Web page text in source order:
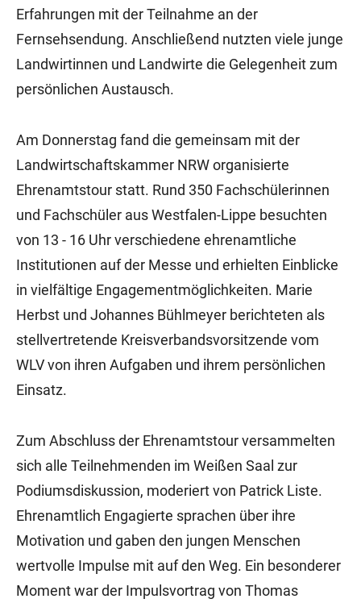
Erfahrungen mit der Teilnahme an der
Fernsehsendung. Anschließend nutzten viele junge
Landwirtinnen und Landwirte die Gelegenheit zum
persönlichen Austausch.
Am Donnerstag fand die gemeinsam mit der
Landwirtschaftskammer NRW organisierte
Ehrenamtstour statt. Rund 350 Fachschülerinnen
und Fachschüler aus Westfalen-Lippe besuchten
von 13 - 16 Uhr verschiedene ehrenamtliche
Institutionen auf der Messe und erhielten Einblicke
in vielfältige Engagementmöglichkeiten. Marie
Herbst und Johannes Bühlmeyer berichteten als
stellvertretende Kreisverbandsvorsitzende vom
WLV von ihren Aufgaben und ihrem persönlichen
Einsatz.
Zum Abschluss der Ehrenamtstour versammelten
sich alle Teilnehmenden im Weißen Saal zur
Podiumsdiskussion, moderiert von Patrick Liste.
Ehrenamtlich Engagierte sprachen über ihre
Motivation und gaben den jungen Menschen
wertvolle Impulse mit auf den Weg. Ein besonderer
Moment war der Impulsvortrag von Thomas